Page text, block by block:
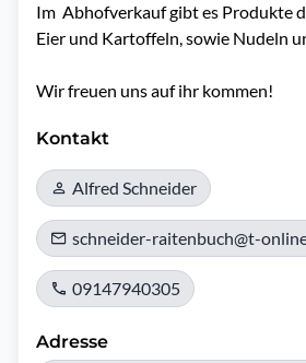
Im  Abhofverkauf gibt es Produkte
Eier und Kartoffeln, sowie Nudeln
Kontakt
Alfred Schneider
schneider-raitenbuch@t-
09147940305
Adresse